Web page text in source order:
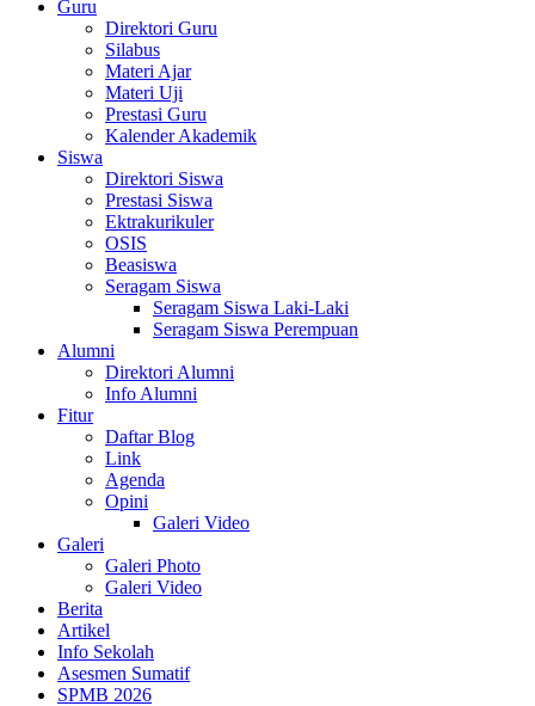
Guru
Direktori Guru
Silabus
Materi Ajar
Materi Uji
Prestasi Guru
Kalender Akademik
Siswa
Direktori Siswa
Prestasi Siswa
Ektrakurikuler
OSIS
Beasiswa
Seragam Siswa
Seragam Siswa Laki-Laki
Seragam Siswa Perempuan
Alumni
Direktori Alumni
Info Alumni
Fitur
Daftar Blog
Link
Agenda
Opini
Galeri Video
Galeri
Galeri Photo
Galeri Video
Berita
Artikel
Info Sekolah
Asesmen Sumatif
SPMB 2026